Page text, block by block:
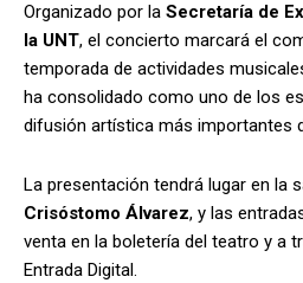
Organizado por la Secretaría de
la UNT, el concierto marcará el
temporada de actividades
ha consolidado como uno de los
difusión artística más importantes
La presentación tendrá lugar en la
Crisóstomo Álvarez, y las
venta en la boletería del teatro y a
Entrada Digital.